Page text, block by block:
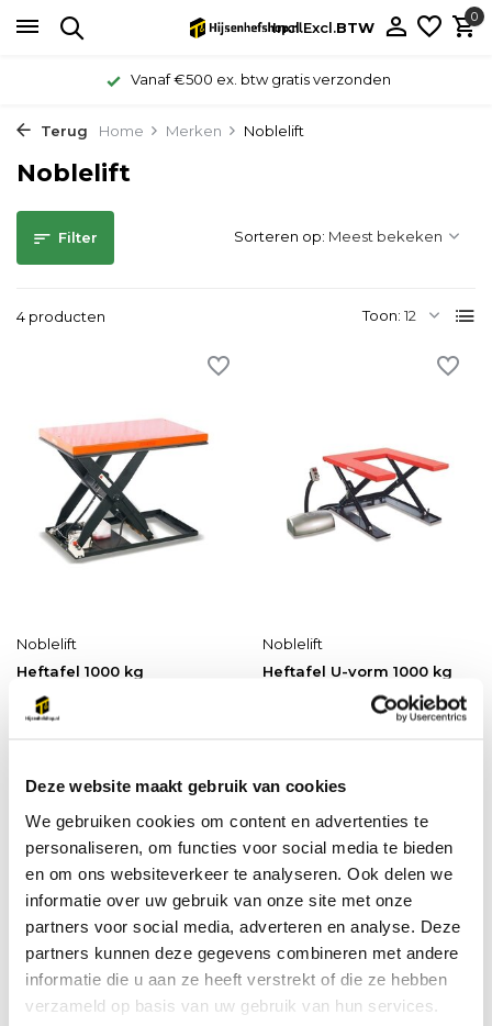
Deze website maakt gebruik van cookies
We gebruiken cookies om content en advertenties te
personaliseren, om functies voor social media te bieden
en om ons websiteverkeer te analyseren. Ook delen we
informatie over uw gebruik van onze site met onze
partners voor social media, adverteren en analyse. Deze
partners kunnen deze gegevens combineren met andere
informatie die u aan ze heeft verstrekt of die ze hebben
verzameld op basis van uw gebruik van hun services.
Incl.Excl.BTW
0
Vanaf €500 ex. btw gratis verzonden
Terug Home Merken Noblelift
Noblelift
Filter
4 producten Toon:
Sorteren op:
Noblelift
Heftafel 1000 kg
Vergelijk
€2.050,95
Incl. BTW
Noblelift
Heftafel U-vorm 1000 kg
€2.644,00
Incl. BTW